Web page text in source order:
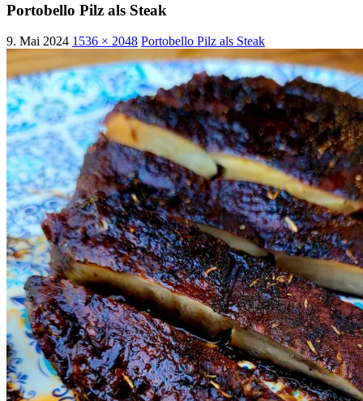
Portobello Pilz als Steak
9. Mai 2024 1536 × 2048 Portobello Pilz als Steak